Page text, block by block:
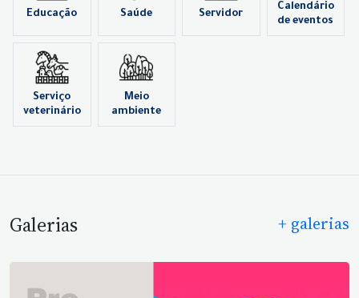
Educação Saúde Servidor
Calendário
de eventos
Serviço
veterinário
Meio
ambiente
Galerias + galerias